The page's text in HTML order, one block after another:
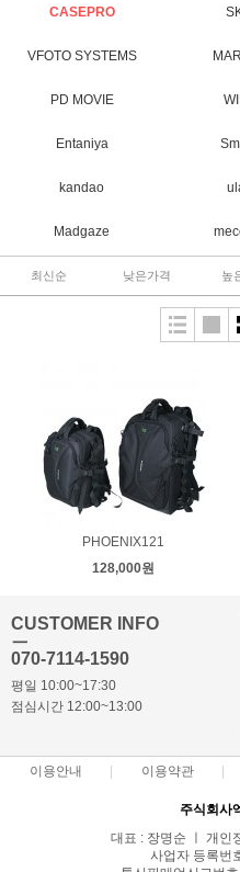
CASEPRO
VFOTO SYSTEMS
PD MOVIE
Entaniya
kandao
Madgaze
최신순 낮은가격 높
PHOENIX121
128,000원
CUSTOMER INFO
ㅡ
070-7114-1590
평일 10:00~17:30
점심시간 12:00~13:00
이용안내 이용약관
주식회사
대표 : 장명순 ㅣ 개인
사업자 등록번